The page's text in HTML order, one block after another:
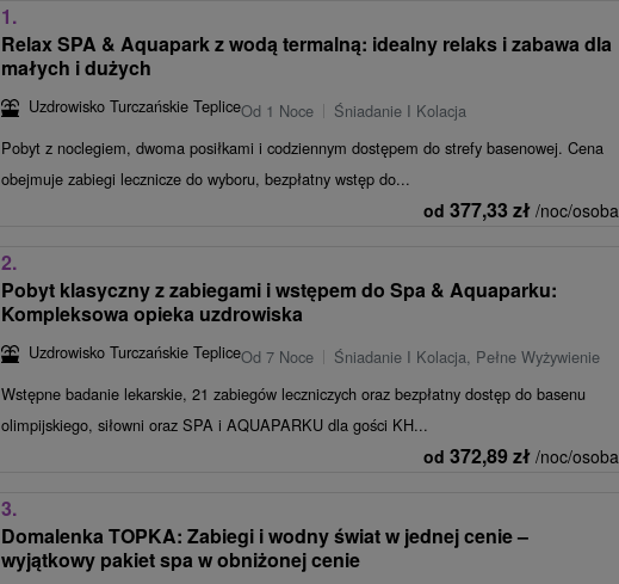
1.
Relax SPA & Aquapark z wodą termalną: idealny relaks i zabawa dla
małych i dużych
Uzdrowisko Turczańskie TepliceOd 1 Noce
Śniadanie I Kolacja
Pobyt z noclegiem, dwoma posiłkami i codziennym dostępem do strefy basenowej. Cena
obejmuje zabiegi lecznicze do wyboru, bezpłatny wstęp do...
od 377,33zł /noc/osoba
2.
Pobyt klasyczny z zabiegami i wstępem do Spa & Aquaparku:
Kompleksowa opieka uzdrowiska
Uzdrowisko Turczańskie TepliceOd 7 Noce
Śniadanie I Kolacja, Pełne Wyżywienie
Wstępne badanie lekarskie, 21 zabiegów leczniczych oraz bezpłatny dostęp do basenu
olimpijskiego, siłowni oraz SPA i AQUAPARKU dla gości KH...
od 372,89zł /noc/osoba
3.
Domalenka TOPKA: Zabiegi i wodny świat w jednej cenie –
wyjątkowy pakiet spa w obniżonej cenie